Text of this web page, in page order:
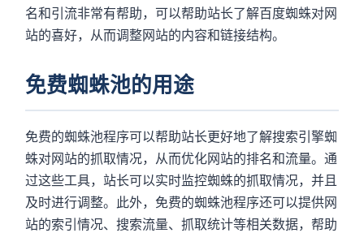
名和引流非常有帮助，可以帮助站长了解百度蜘蛛对网
站的喜好，从而调整网站的内容和链接结构。
免费蜘蛛池的用途
免费的蜘蛛池程序可以帮助站长更好地了解搜索引擎蜘
蛛对网站的抓取情况，从而优化网站的排名和流量。通
过这些工具，站长可以实时监控蜘蛛的抓取情况，并且
及时进行调整。此外，免费的蜘蛛池程序还可以提供网
站的索引情况、搜索流量、抓取统计等相关数据，帮助